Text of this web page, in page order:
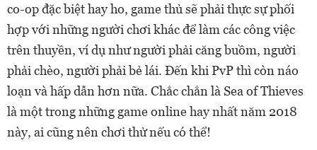
co-op đặc biệt hay ho, game thủ sẽ phải thực sự phối
hợp với những người chơi khác để làm các công việc
trên thuyền, ví dụ như người phải căng buồm, người
phải chèo, người phải bẻ lái. Đến khi PvP thì còn náo
loạn và hấp dẫn hơn nữa. Chắc chắn là Sea of Thieves
là một trong những game online hay nhất năm 2018
này, ai cũng nên chơi thử nếu có thể!